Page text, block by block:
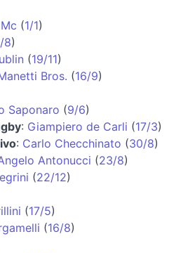
(1/1)
8)
(19/11)
Bros. (16/9)
Saponaro (9/6)
: Giampiero de Carli (17/3)
: Carlo Checchinato (30/8)
Antonucci (23/8)
(22/12)
(17/5)
(16/8)